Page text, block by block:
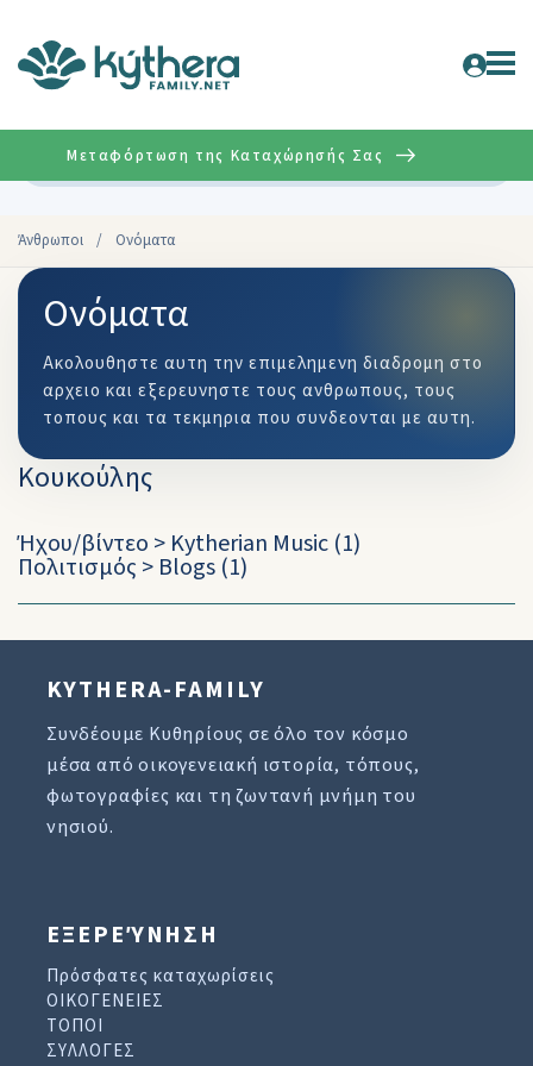
Άνθρωποι / Ονόματα
Μεταφόρτωση της Καταχώρησής Σας
Ονόματα
Ακολουθηστε αυτη την επιμελημενη διαδρομη στο
αρχειο και εξερευνηστε τους ανθρωπους, τους
τοπους και τα τεκμηρια που συνδεονται με αυτη.
Κουκούλης
Ήχου/βίντεο > Kytherian Music (1)
Πολιτισμός > Blogs (1)
KYTHERA-FAMILY
Συνδέουμε Κυθηρίους σε όλο τον κόσμο
μέσα από οικογενειακή ιστορία, τόπους,
φωτογραφίες και τη ζωντανή μνήμη του
νησιού.
ΕΞΕΡΕΎΝΗΣΗ
Πρόσφατες καταχωρίσεις
ΟΙΚΟΓΕΝΕΙΕΣ
ΤΟΠΟΙ
ΣΥΛΛΟΓΕΣ